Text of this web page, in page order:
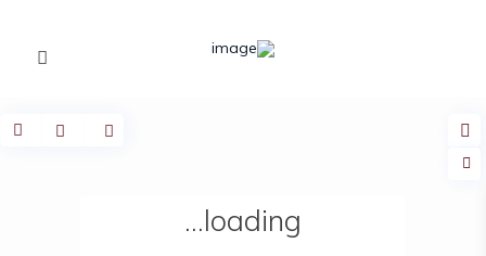
loading...